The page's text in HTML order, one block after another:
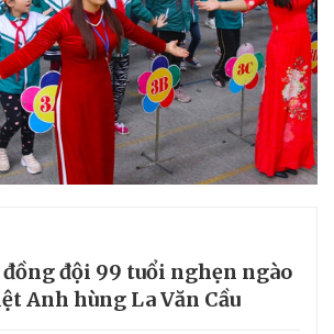
đội 99 tuổi nghẹn ngào
Anh hùng La Văn Cầu